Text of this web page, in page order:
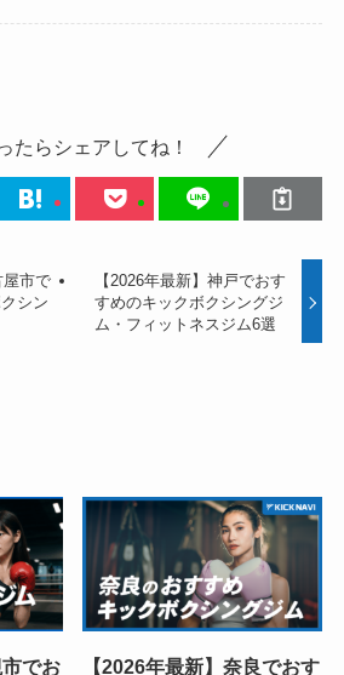
たらシェアしてね！
屋市で
シン
【2026年最新】神戸でおす
すめのキックボクシングジ
ム・フィットネスジム6選
市でお 【2026年最新】奈良でおす